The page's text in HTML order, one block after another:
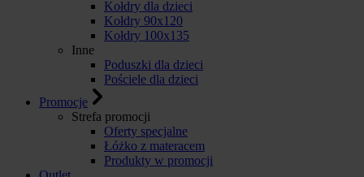
Kołdry dla dzieci
Kołdry 90x120
Kołdry 100x135
Inne
Poduszki dla dzieci
Pościele dla dzieci
Promocje
Strefa promocji
Oferty specjalne
Łóżko z materacem
Produkty w promocji